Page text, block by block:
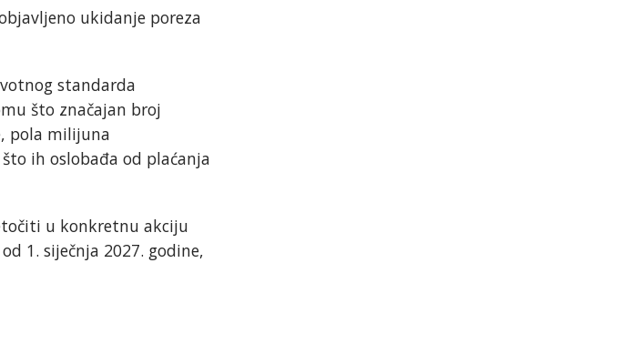
ukidanje poreza
standarda
što značajan broj
pola milijuna
ih oslobađa od plaćanja
u konkretnu akciju
1. siječnja 2027. godine,